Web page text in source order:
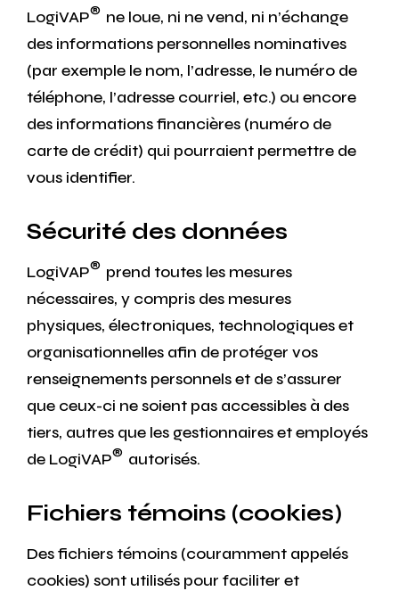
LogiVAP® ne loue, ni ne vend, ni n’échange
des informations personnelles nominatives
(par exemple le nom, l’adresse, le numéro de
téléphone, l’adresse courriel, etc.) ou encore
des informations financières (numéro de
carte de crédit) qui pourraient permettre de
vous identifier.
Sécurité des données
LogiVAP® prend toutes les mesures
nécessaires, y compris des mesures
physiques, électroniques, technologiques et
organisationnelles afin de protéger vos
renseignements personnels et de s’assurer
que ceux-ci ne soient pas accessibles à des
tiers, autres que les gestionnaires et employés
de LogiVAP® autorisés.
Fichiers témoins (cookies)
Des fichiers témoins (couramment appelés
cookies) sont utilisés pour faciliter et